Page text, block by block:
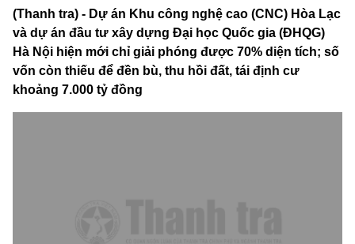
(Thanh tra) - Dự án Khu công nghệ cao (CNC) Hòa Lạc
và dự án đầu tư xây dựng Đại học Quốc gia (ĐHQG)
Hà Nội hiện mới chỉ giải phóng được 70% diện tích; số
vốn còn thiếu để đền bù, thu hồi đất, tái định cư
khoảng 7.000 tỷ đồng